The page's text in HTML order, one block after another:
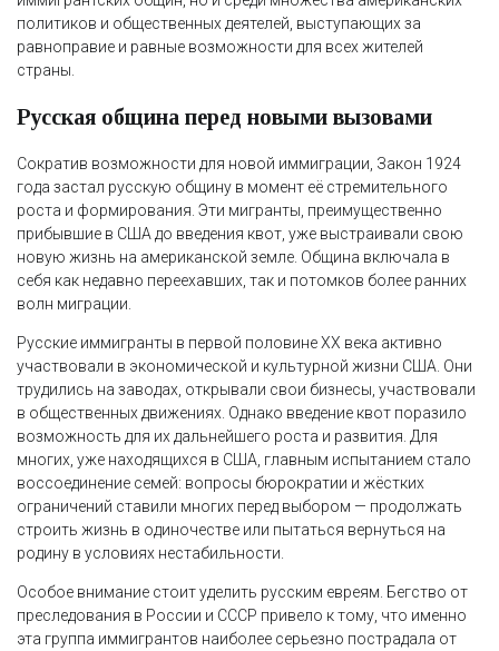
политиков и общественных деятелей, выступающих за
равноправие и равные возможности для всех жителей
страны.
Русская община перед новыми вызовами
Сократив возможности для новой иммиграции, Закон 1924
года застал русскую общину в момент её стремительного
роста и формирования. Эти мигранты, преимущественно
прибывшие в США до введения квот, уже выстраивали свою
новую жизнь на американской земле. Община включала в
себя как недавно переехавших, так и потомков более ранних
волн миграции.
Русские иммигранты в первой половине XX века активно
участвовали в экономической и культурной жизни США. Они
трудились на заводах, открывали свои бизнесы, участвовали
в общественных движениях. Однако введение квот поразило
возможность для их дальнейшего роста и развития. Для
многих, уже находящихся в США, главным испытанием стало
воссоединение семей: вопросы бюрократии и жёстких
ограничений ставили многих перед выбором — продолжать
строить жизнь в одиночестве или пытаться вернуться на
родину в условиях нестабильности.
Особое внимание стоит уделить русским евреям. Бегство от
преследования в России и СССР привело к тому, что именно
эта группа иммигрантов наиболее серьезно пострадала от